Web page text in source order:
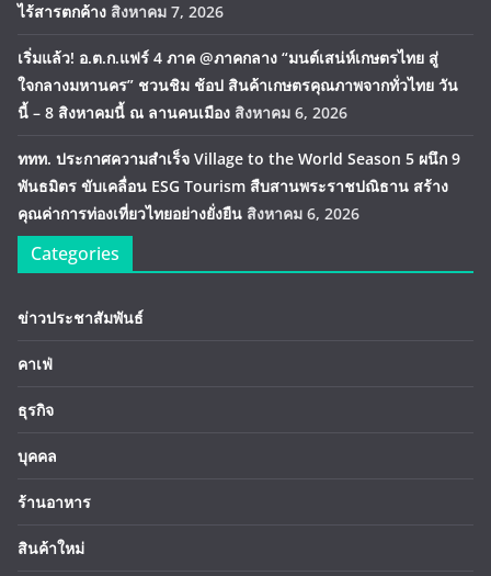
ไร้สารตกค้าง สิงหาคม 7, 2026
เริ่มแล้ว! อ.ต.ก.แฟร์ 4 ภาค @ภาคกลาง “มนต์เสน่ห์เกษตรไทย สู่
ใจกลางมหานคร” ชวนชิม ช้อป สินค้าเกษตรคุณภาพจากทั่วไทย วัน
นี้ – 8 สิงหาคมนี้ ณ ลานคนเมือง สิงหาคม 6, 2026
ททท. ประกาศความสำเร็จ Village to the World Season 5 ผนึก 9
พันธมิตร ขับเคลื่อน ESG Tourism สืบสานพระราชปณิธาน สร้าง
คุณค่าการท่องเที่ยวไทยอย่างยั่งยืน สิงหาคม 6, 2026
Categories
ข่าวประชาสัมพันธ์
คาเฟ่
ธุรกิจ
บุคคล
ร้านอาหาร
สินค้าใหม่